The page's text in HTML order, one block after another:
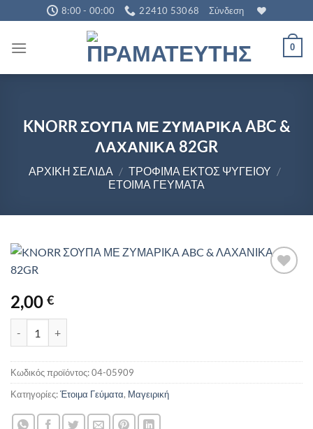
Μετάβαση
στο
περιεχόμενο
8:00 - 00:00 22410 53068 Σύνδεση
0
KNORR ΣΟΥΠΑ ΜΕ ΖΥΜΑΡΙΚΑ ABC &
ΛΑΧΑΝΙΚΑ 82GR
ΑΡΧΙΚΉ ΣΕΛΊΔΑ / ΤΡΟΦΙΜΑ ΕΚΤΟΣ ΨΥΓΕΊΟΥ /
ΈΤΟΙΜΑ ΓΕΎΜΑΤΑ
2,00 €
Κωδικός προϊόντος:04-05909
Κατηγορίες:Έτοιμα Γεύματα, Μαγειρική